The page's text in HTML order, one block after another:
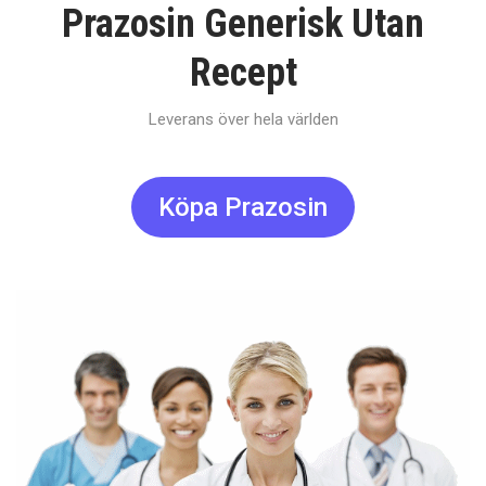
Prazosin Generisk Utan
Recept
Leverans över hela världen
Köpa Prazosin